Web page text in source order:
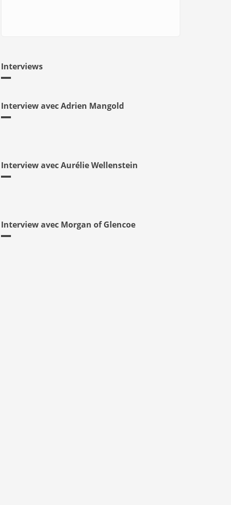
Interviews
Interview avec Adrien Mangold
Interview avec Aurélie Wellenstein
Interview avec Morgan of Glencoe